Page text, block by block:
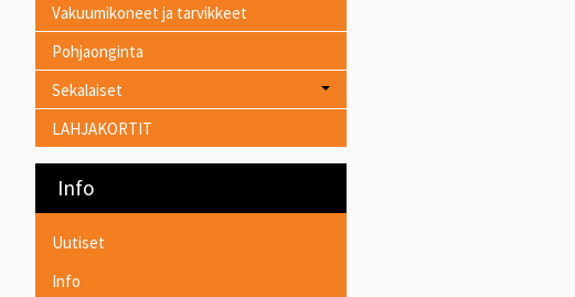
Vakuumikoneet ja tarvikkeet
Pohjaonginta
Sekalaiset
LAHJAKORTIT
Info
Uutiset
Info